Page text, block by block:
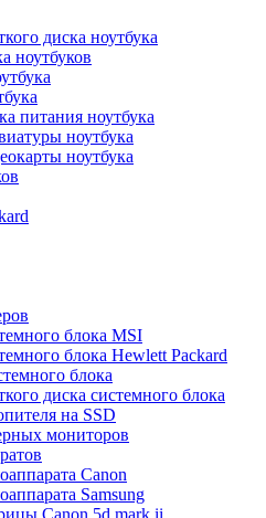
диска ноутбука
ноутбуков
питания ноутбука
ноутбука
ноутбука
блока MSI
блока Hewlett Packard
блока
диска системного блока
на SSD
мониторов
Canon
Samsung
Canon 5d mark ii